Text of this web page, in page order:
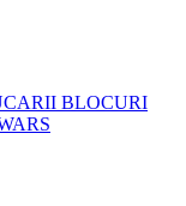
BLOCURI